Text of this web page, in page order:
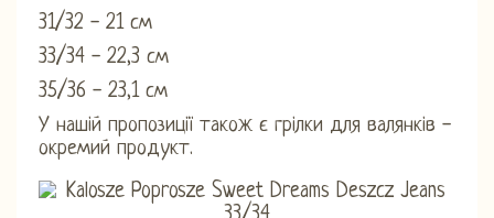
31/32 - 21 см
33/34 - 22,3 см
35/36 - 23,1 см
У нашій пропозиції також є грілки для валянків -
окремий продукт.